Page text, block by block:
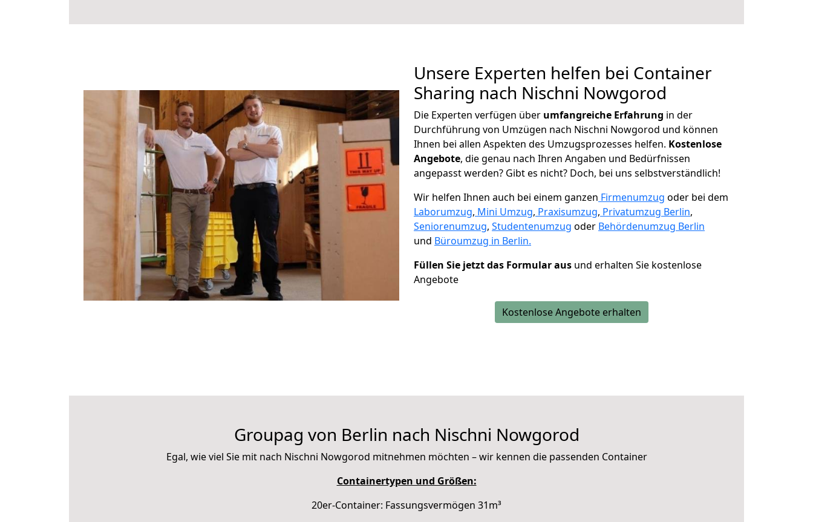
Unsere Experten helfen bei Container
Sharing nach Nischni Nowgorod
Die Experten verfügen über umfangreiche Erfahrung in der
Durchführung von Umzügen nach Nischni Nowgorod und können
Ihnen bei allen Aspekten des Umzugsprozesses helfen. Kostenlose
Angebote, die genau nach Ihren Angaben und Bedürfnissen
angepasst werden? Gibt es nicht? Doch, bei uns selbstverständlich!
Wir helfen Ihnen auch bei einem ganzen Firmenumzug oder bei dem
Laborumzug, Mini Umzug, Praxisumzug, Privatumzug Berlin,
Seniorenumzug, Studentenumzug oder Behördenumzug Berlin
und Büroumzug in Berlin.
Füllen Sie jetzt das Formular aus und erhalten Sie kostenlose
Angebote
Kostenlose Angebote erhalten
Groupag von Berlin nach Nischni Nowgorod
Egal, wie viel Sie mit nach Nischni Nowgorod mitnehmen möchten – wir kennen die passenden Container
Containertypen und Größen:
20er-Container: Fassungsvermögen 31m³